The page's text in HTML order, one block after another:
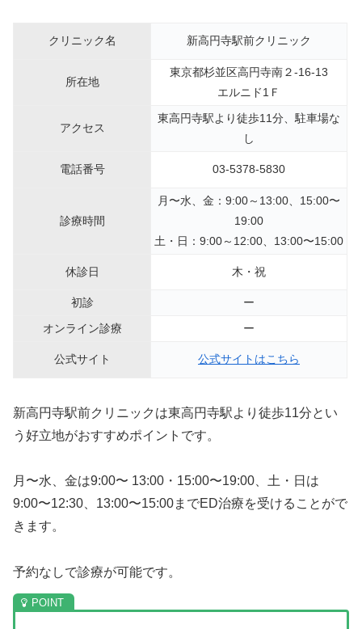
クリニック名 新高円寺駅前クリニック
所在地
東京都杉並区高円寺南２-16-13
エルニド1Ｆ
アクセス
東高円寺駅より徒歩11分、駐車場な
し
電話番号 03-5378-5830
診療時間
月〜水、金：9:00～13:00、15:00〜
19:00
土・日：9:00～12:00、13:00〜15:00
休診日 木・祝
初診
ー
オンライン診療
ー
公式サイト 公式サイトはこちら
新高円寺駅前クリニックは東高円寺駅より徒歩11分とい
う好立地がおすすめポイントです。
月〜水、金は9:00〜 13:00・15:00〜19:00、土・日は
9:00〜12:30、13:00〜15:00までED治療を受けることがで
きます。
予約なしで診療が可能です。